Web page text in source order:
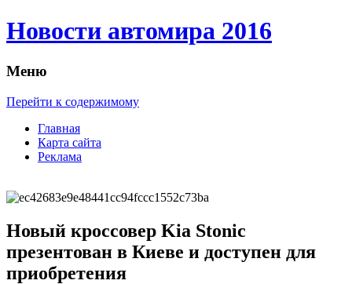
Новости автомира 2016
Меню
Перейти к содержимому
Главная
Карта сайта
Реклама
Новый кроссовер Kia Stonic
презентован в Киеве и доступен для
приобретения